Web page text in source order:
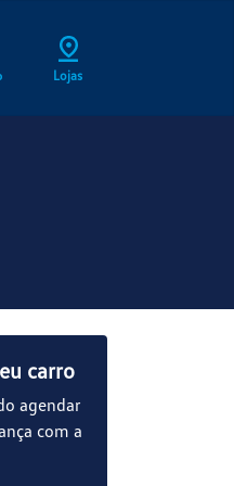
Lojas
carro
agendar
com a